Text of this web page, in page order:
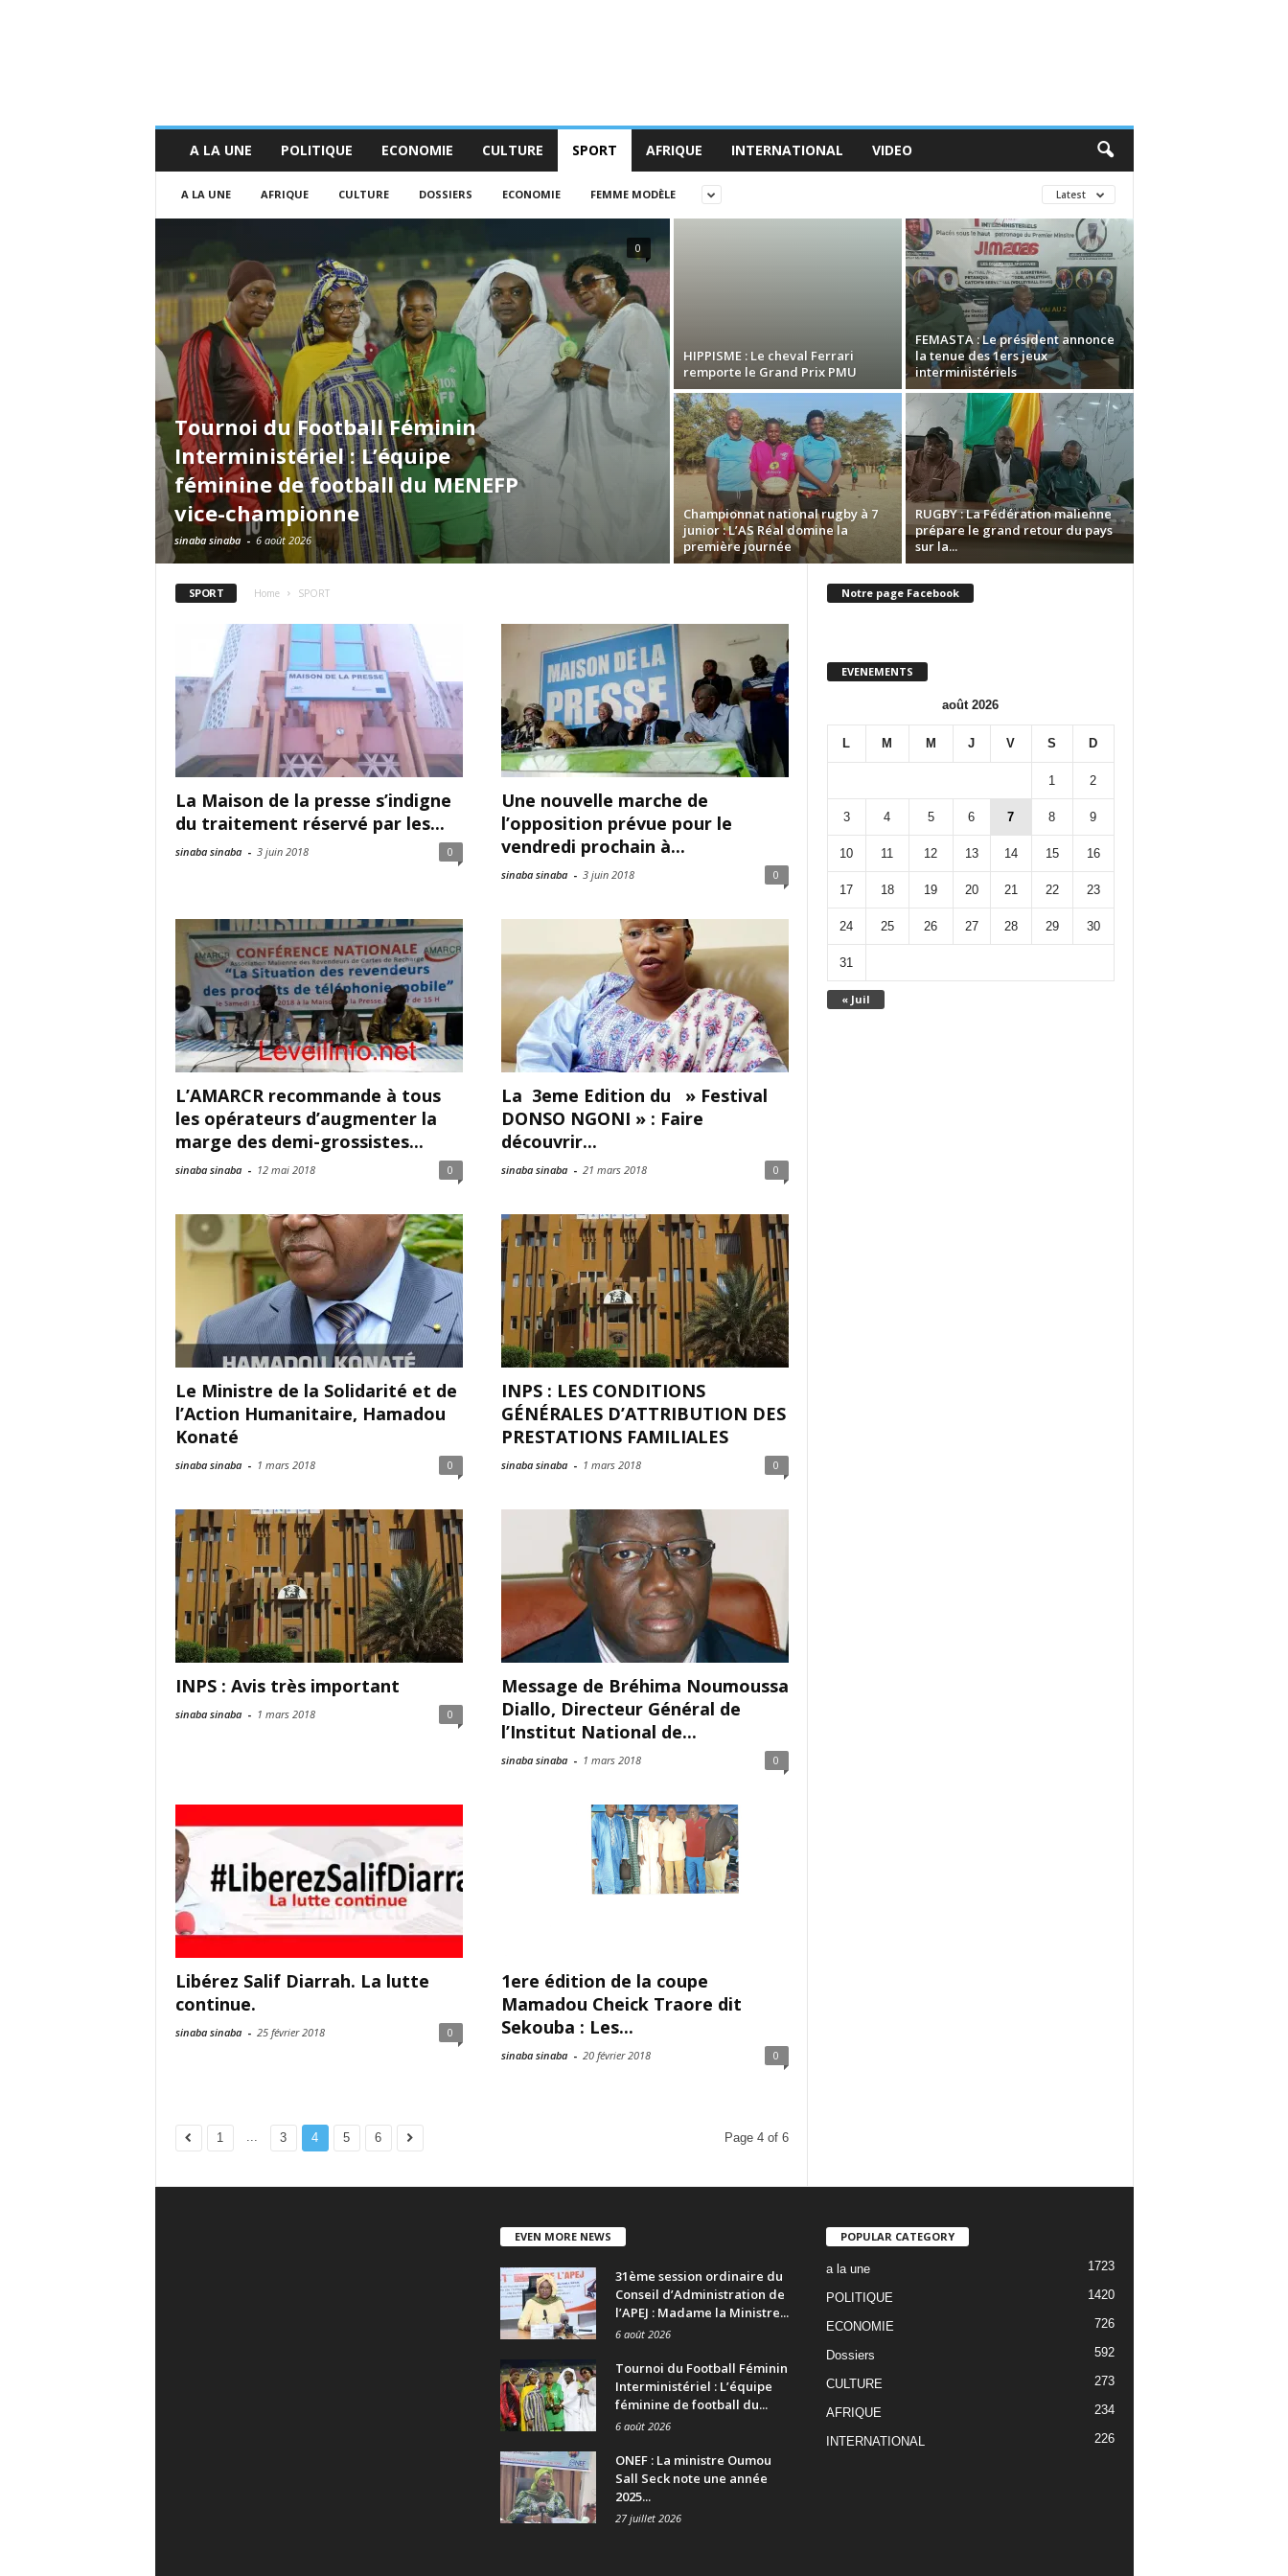
A LA UNE POLITIQUE ECONOMIE CULTURE SPORT AFRIQUE INTERNATIONAL VIDEO
A LA UNE AFRIQUE CULTURE DOSSIERS ECONOMIE FEMME MODÈLE Latest
Tournoi du Football Féminin
Interministériel : L’équipe
féminine de football du MENEFP
vice-championne
sinaba sinaba - 6 août 2026
0
HIPPISME : Le cheval Ferrari
remporte le Grand Prix PMU
FEMASTA : Le président annonce
la tenue des 1ers jeux
interministériels
Championnat national rugby à 7
junior : L’AS Réal domine la
première journée
RUGBY : La Fédération malienne
prépare le grand retour du pays
sur la...
SPORT Home SPORT
La Maison de la presse s’indigne
du traitement réservé par les...
sinaba sinaba - 3 juin 2018 0
Une nouvelle marche de
l’opposition prévue pour le
vendredi prochain à...
sinaba sinaba - 3 juin 2018 0
L’AMARCR recommande à tous
les opérateurs d’augmenter la
marge des demi-grossistes...
sinaba sinaba - 12 mai 2018 0
La 3eme Edition du » Festival
DONSO NGONI » : Faire
découvrir...
sinaba sinaba - 21 mars 2018 0
Le Ministre de la Solidarité et de
l’Action Humanitaire, Hamadou
Konaté
sinaba sinaba - 1 mars 2018 0
INPS : LES CONDITIONS
GÉNÉRALES D’ATTRIBUTION DES
PRESTATIONS FAMILIALES
sinaba sinaba - 1 mars 2018 0
INPS : Avis très important
sinaba sinaba - 1 mars 2018 0
Message de Bréhima Noumoussa
Diallo, Directeur Général de
l’Institut National de...
sinaba sinaba - 1 mars 2018 0
Libérez Salif Diarrah. La lutte
continue.
sinaba sinaba - 25 février 2018 0
1ere édition de la coupe
Mamadou Cheick Traore dit
Sekouba : Les...
sinaba sinaba - 20 février 2018 0
1 ... 3 4 5 6 Page 4 of 6
Notre page Facebook
EVENEMENTS
août 2026
L M M J V S D
« Juil
1 2
3 4 5 6 7 8 9
10 11 12 13 14 15 16
17 18 19 20 21 22 23
24 25 26 27 28 29 30
31
EVEN MORE NEWS
31ème session ordinaire du
Conseil d’Administration de
l’APEJ : Madame la Ministre...
6 août 2026
Tournoi du Football Féminin
Interministériel : L’équipe
féminine de football du...
6 août 2026
ONEF : La ministre Oumou
Sall Seck note une année
2025...
27 juillet 2026
POPULAR CATEGORY
a la une 1723
POLITIQUE 1420
ECONOMIE 726
Dossiers 592
CULTURE 273
AFRIQUE 234
INTERNATIONAL 226